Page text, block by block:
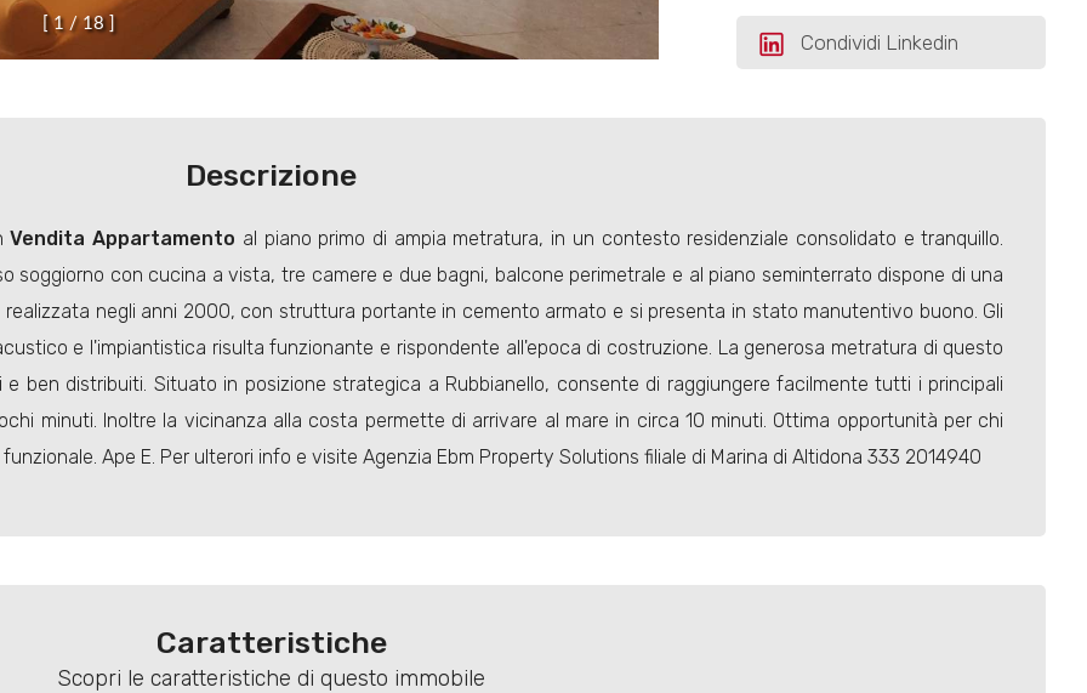
1 / 18
Condividi Linkedin
Descrizione
Vendita Appartamento al piano primo di ampia metratura, in un contesto residenziale consolidato e tranquillo.
soggiorno con cucina a vista, tre camere e due bagni, balcone perimetrale e al piano seminterrato dispone di una
negli anni 2000, con struttura portante in cemento armato e si presenta in stato manutentivo buono. Gli
e l'impiantistica risulta funzionante e rispondente all'epoca di costruzione. La generosa metratura di questo
ben distribuiti. Situato in posizione strategica a Rubbianello, consente di raggiungere facilmente tutti i principali
minuti. Inoltre la vicinanza alla costa permette di arrivare al mare in circa 10 minuti. Ottima opportunità per chi
Ape E. Per ulterori info e visite Agenzia Ebm Property Solutions filiale di Marina di Altidona 333 2014940
Caratteristiche
Scopri le caratteristiche di questo immobile